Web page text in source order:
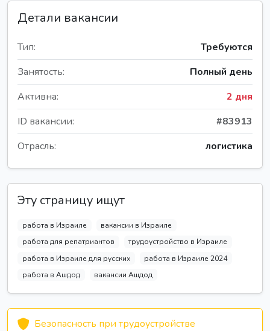
Детали вакансии
Тип:
Требуются
Занятость:
Полный день
Активна:
2 дня
ID вакансии:
#83913
Отрасль:
логистика
Эту страницу ищут
работа в Израиле
вакансии в Израиле
работа для репатриантов
трудоустройство в Израиле
работа в Израиле для русских
работа в Израиле 2024
работа в Ашдод
вакансии Ашдод
Безопасность при трудоустройстве